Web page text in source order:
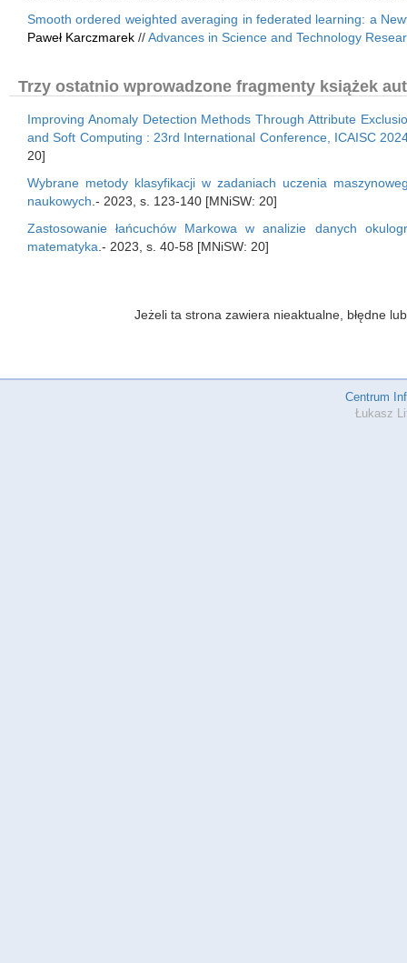
Smooth ordered weighted averaging in federated learning: a
Paweł Karczmarek //Advances in Science and Technology
Trzy ostatnio wprowadzone fragmenty książek
Improving Anomaly Detection Methods Through Attribute
and Soft Computing : 23rd International Conference, ICAISC
20]
Wybrane metody klasyfikacji w zadaniach uczenia
naukowych .- 2023, s. 123-140 [MNiSW: 20]
Zastosowanie łańcuchów Markowa w analizie danych
matematyka .- 2023, s. 40-58 [MNiSW: 20]
Jeżeli ta strona zawiera nieaktualne, błędne
Centrum
Łukasz